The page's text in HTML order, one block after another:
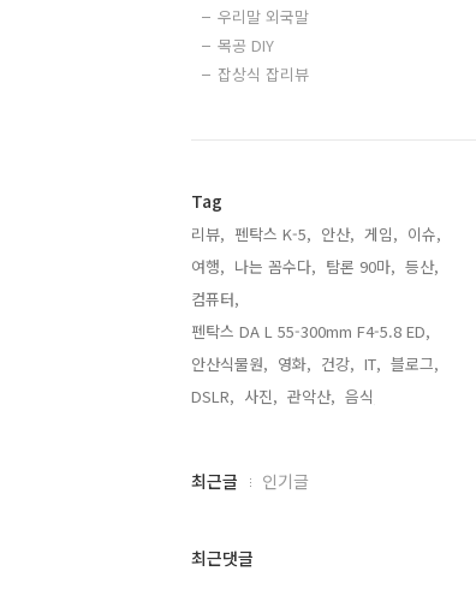
우리말 외국말
목공 DIY
잡상식 잡리뷰
Tag
리뷰, 펜탁스 K-5, 안산, 게임, 이슈,
여행, 나는 꼼수다, 탐론 90마, 등산,
컴퓨터,
펜탁스 DA L 55-300mm F4-5.8 ED,
안산식물원, 영화, 건강, IT, 블로그,
DSLR, 사진, 관악산, 음식,
최
과
최근글 인기글
최근댓글